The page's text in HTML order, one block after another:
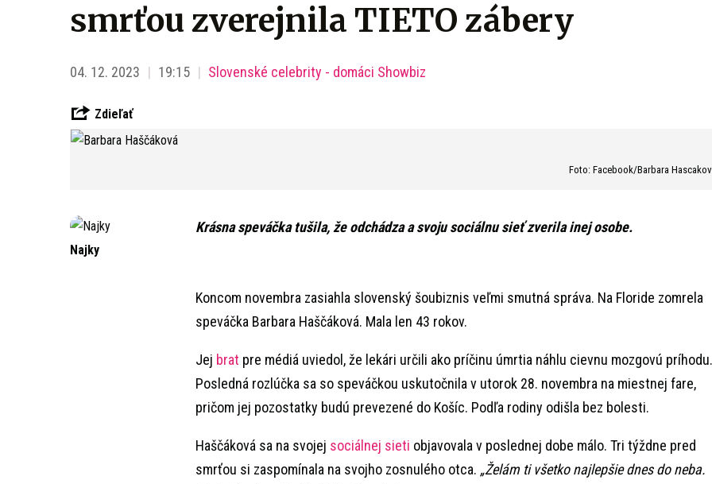
smrťou zverejnila TIETO zábery
04. 12. 2023 19:15 Slovenské celebrity - domáci Showbiz
Zdieľať
Foto: Facebook/Barbara
Najky
Krásna speváčka tušila, že odchádza a svoju sociálnu sieť zverila inej osobe.
Koncom novembra zasiahla slovenský šoubiznis veľmi smutná správa. Na Floride zomrela
speváčka Barbara Haščáková. Mala len 43 rokov.
Jej brat pre médiá uviedol, že lekári určili ako príčinu úmrtia náhlu cievnu mozgovú príhodu.
Posledná rozlúčka sa so speváčkou uskutočnila v utorok 28. novembra na miestnej fare,
pričom jej pozostatky budú prevezené do Košíc. Podľa rodiny odišla bez bolesti.
Haščáková sa na svojej sociálnej sieti objavovala v poslednej dobe málo. Tri týždne pred
smrťou si zaspomínala na svojho zosnulého otca. „Želám ti všetko najlepšie dnes do neba.